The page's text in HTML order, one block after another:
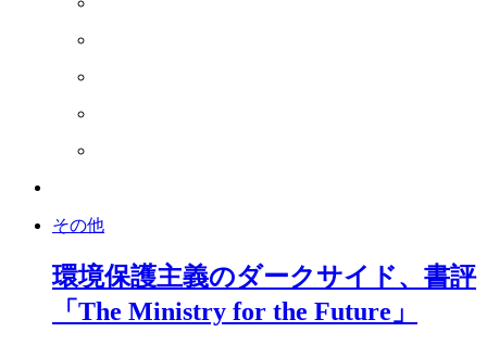
その他
環境保護主義のダークサイド、書評
「The Ministry for the Future」